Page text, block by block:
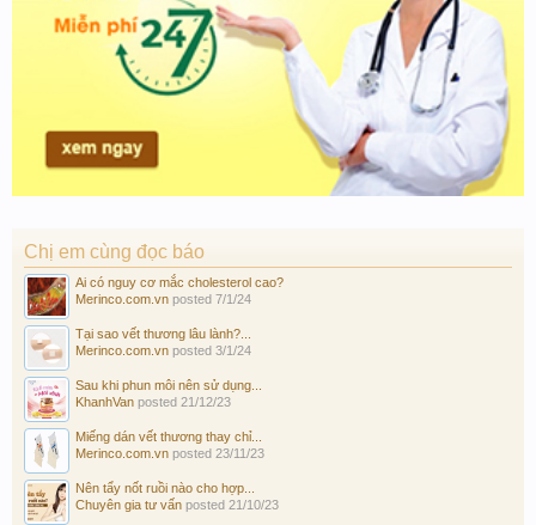
Chị em cùng đọc báo
Ai có nguy cơ mắc cholesterol cao?
Merinco.com.vn posted 7/1/24
Tại sao vết thương lâu lành?...
Merinco.com.vn posted 3/1/24
Sau khi phun môi nên sử dụng...
KhanhVan posted 21/12/23
Miếng dán vết thương thay chỉ...
Merinco.com.vn posted 23/11/23
Nên tẩy nốt ruồi nào cho hợp...
Chuyên gia tư vấn posted 21/10/23